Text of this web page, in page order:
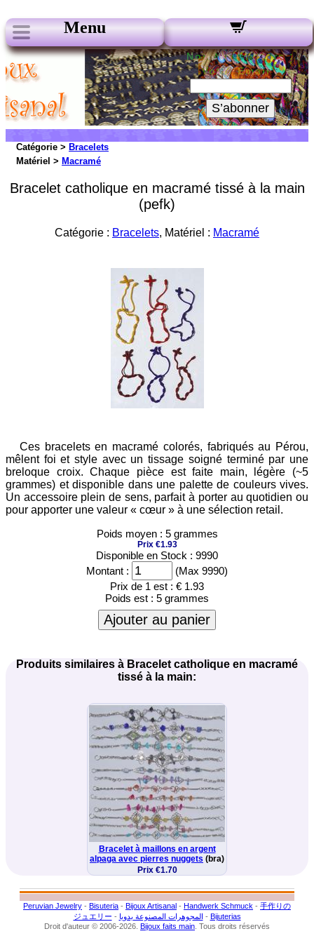
Menu
Nos Newsletters :
Votre Email :
S’abonner
Catégorie > Bracelets
Matériel > Macramé
Bracelet catholique en macramé tissé à la main
(pefk)
Catégorie : Bracelets, Matériel : Macramé
Ces bracelets en macramé colorés, fabriqués au Pérou,
mêlent foi et style avec un tissage soigné terminé par une
breloque croix. Chaque pièce est faite main, légère (~5
grammes) et disponible dans une palette de couleurs vives.
Un accessoire plein de sens, parfait à porter au quotidien ou
pour apporter une valeur « cœur » à une sélection retail.
Poids moyen : 5 grammes
Prix €1.93
Disponible en Stock : 9990
Montant :
(Max 9990)
Prix de 1 est : € 1.93
Poids est : 5 grammes
Ajouter au panier
Produits similaires à Bracelet catholique en macramé
tissé à la main:
Bracelet à maillons en argent
alpaga avec pierres nuggets (bra)
Prix €1.70
Peruvian Jewelry - Bisuteria - Bijoux Artisanal - Handwerk Schmuck - 手作りの
ジュエリー - المجوهرات المصنوعة يدويا - Bijuterias
Droit d'auteur © 2006-2026. Bijoux faits main . Tous droits réservés